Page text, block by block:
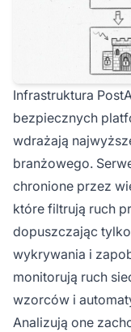
Infrastruktura
bezpiecznych
wdrażają
branżowego.
chronione przez
które filtrują ruch
dopuszczając
wykrywania i
monitorują ruch
wzorców i
Analizują one